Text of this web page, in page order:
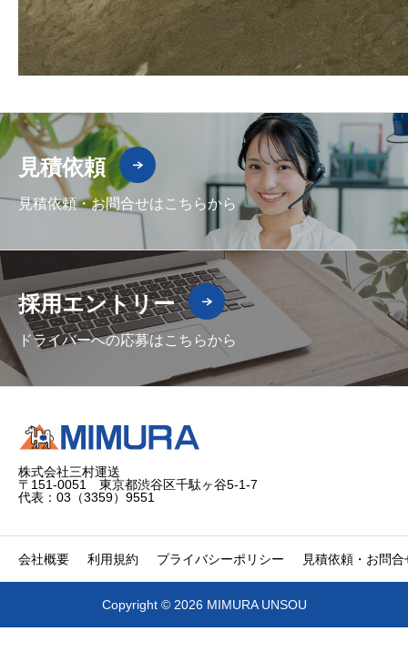
見積依頼
見積依頼・お問合せはこちらから
採用エントリー
ドライバーへの応募はこちらから
株式会社三村運送
〒151-0051 東京都渋谷区千駄ヶ谷5-1-7
代表：03（3359）9551
会社概要 利用規約 プライバシーポリシー 見積依頼・お問合
Copyright © 2026 MIMURA UNSOU